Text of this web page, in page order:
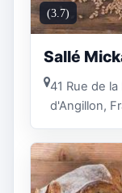
(3.7)
Sallé
41 Rue de
d'Angillon,